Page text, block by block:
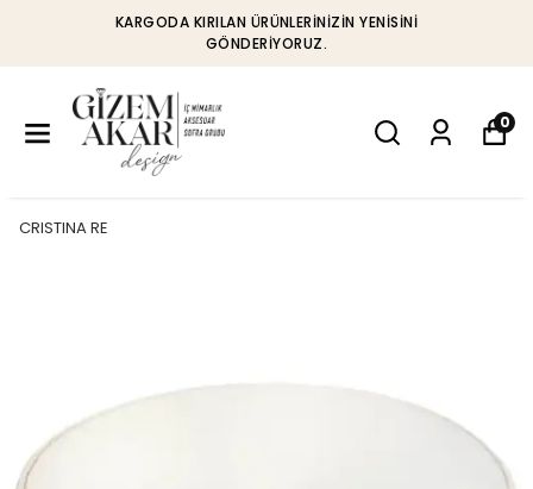
KARGODA KIRILAN ÜRÜNLERINIZIN YENISINI
GÖNDERIYORUZ.
0
CRISTINA RE